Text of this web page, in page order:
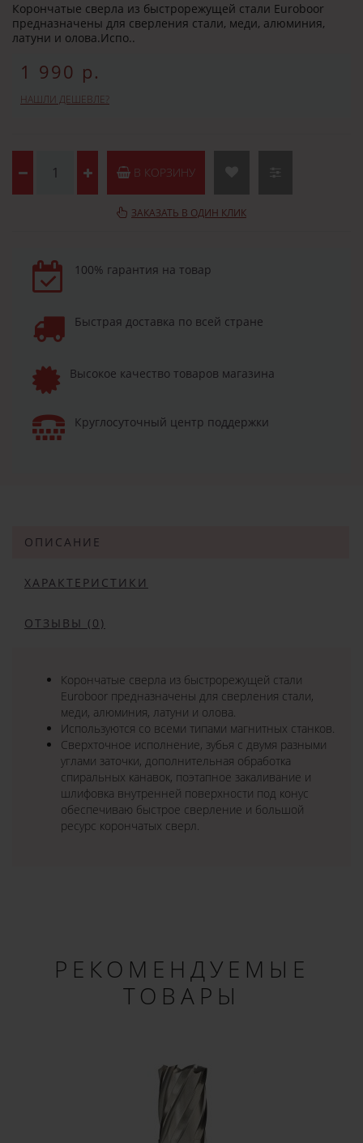
Корончатые сверла из быстрорежущей стали Euroboor
предназначены для сверления стали, меди, алюминия,
латуни и олова.Испо..
1 990 р.
НАШЛИ ДЕШЕВЛЕ?
В КОРЗИНУ
ЗАКАЗАТЬ В ОДИН КЛИК
100% гарантия на товар
Быстрая доставка по всей стране
Высокое качество товаров магазина
Круглосуточный центр поддержки
ОПИСАНИЕ
ХАРАКТЕРИСТИКИ
ОТЗЫВЫ (0)
Корончатые сверла из быстрорежущей стали
Euroboor предназначены для сверления стали,
меди, алюминия, латуни и олова.
Используются со всеми типами магнитных станков.
Сверхточное исполнение, зубья с двумя разными
углами заточки, дополнительная обработка
спиральных канавок, поэтапное закаливание и
шлифовка внутренней поверхности под конус
обеспечиваю быстрое сверление и большой
ресурс корончатых сверл.
РЕКОМЕНДУЕМЫЕ
ТОВАРЫ